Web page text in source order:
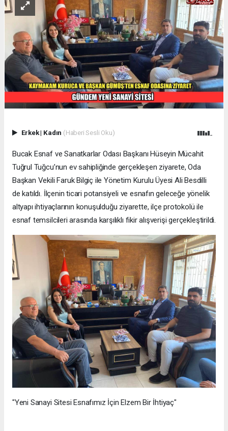
Erkek| Kadın (Haberi Sesli Oku)
Bucak Esnaf ve Sanatkarlar Odası Başkanı Hüseyin Mücahit
Tuğrul Tuğcu’nun ev sahipliğinde gerçekleşen ziyarete, Oda
Başkan Vekili Faruk Bilgiç ile Yönetim Kurulu Üyesi Ali Besdilli
de katıldı. İlçenin ticari potansiyeli ve esnafın geleceğe yönelik
altyapı ihtiyaçlarının konuşulduğu ziyarette, ilçe protokolü ile
esnaf temsilcileri arasında karşılıklı fikir alışverişi gerçekleştirildi.
"Yeni Sanayi Sitesi Esnafımız İçin Elzem Bir İhtiyaç"